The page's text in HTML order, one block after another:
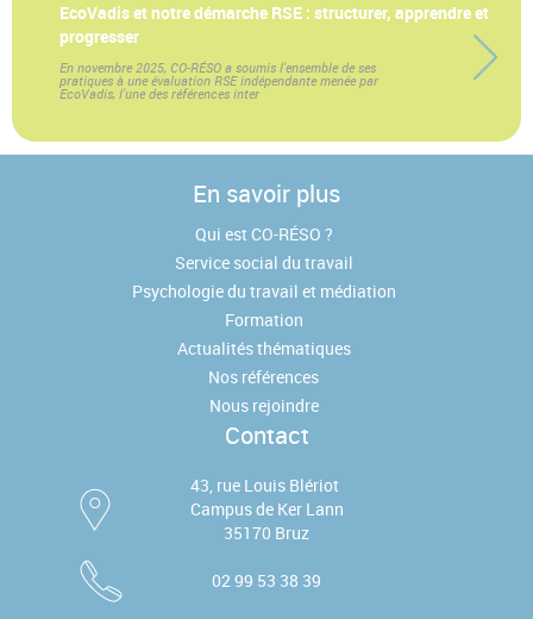
EcoVadis et notre démarche RSE : structurer, apprendre et
progresser
En novembre 2025, CO-RÉSO a soumis l'ensemble de ses
pratiques à une évaluation RSE indépendante menée par
EcoVadis, l'une des références inter
En savoir plus
Qui est CO-RÉSO ?
Service social du travail
Psychologie du travail et médiation
Formation
Actualités thématiques
Nos références
Nous rejoindre
Contact
43, rue Louis Blériot
Campus de Ker Lann
35170 Bruz
02 99 53 38 39